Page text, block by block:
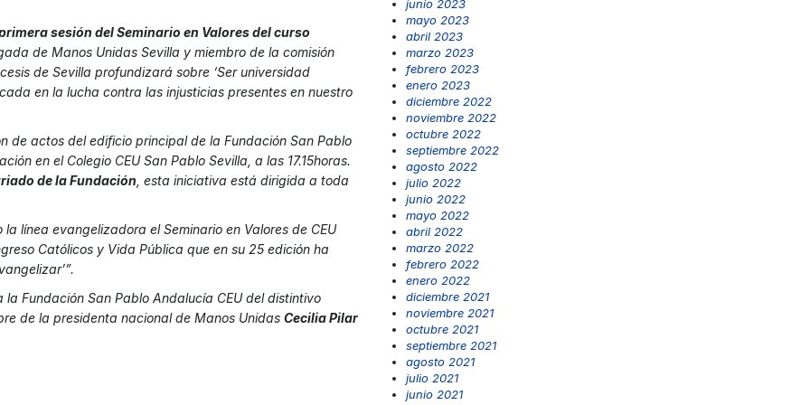
sesión del Seminario en Valores del curso
de Manos Unidas Sevilla y miembro de la comisión
de Sevilla profundizará sobre ‘Ser universidad
en la lucha contra las injusticias presentes en nuestro
de actos del edificio principal de la Fundación San Pablo
en el Colegio CEU San Pablo Sevilla, a las 17.15horas.
de la Fundación , esta iniciativa está dirigida a toda
la línea evangelizadora el Seminario en Valores de CEU
Católicos y Vida Pública que en su 25 edición ha
Fundación San Pablo Andalucía CEU del distintivo
de la presidenta nacional de Manos Unidas Cecilia Pilar
junio 2023
mayo 2023
abril 2023
marzo 2023
febrero 2023
enero 2023
diciembre 2022
noviembre 2022
octubre 2022
septiembre 2022
agosto 2022
julio 2022
junio 2022
mayo 2022
abril 2022
marzo 2022
febrero 2022
enero 2022
diciembre 2021
noviembre 2021
octubre 2021
septiembre 2021
agosto 2021
julio 2021
junio 2021